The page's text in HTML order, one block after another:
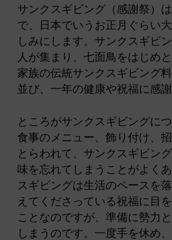
サンクスギビング（感謝祭）
で、日本でいうお正月ぐらい
しみにします。サンクスギビ
人が集まり、七面鳥をはじめ
家族の伝統サンクスギビング
並び、一年の健康や祝福に感謝
ところがサンクスギビングに
食事のメニュー、飾り付け、
とらわれて、サンクスギビン
味を忘れてしまうことがよく
スギビングは生活のペースを
えてくださっている祝福に目
ことなのですが、準備に勢力
しまうのです。一度手を休め